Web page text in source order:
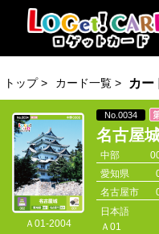
トップ > カード一覧 > カー
Ａ01-2004
No.0034
名古屋
中部
愛知県
名古屋市
日本語
Ａ01